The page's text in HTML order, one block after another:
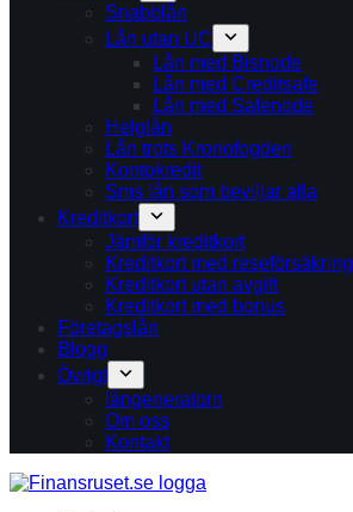
Snabblån
Lån utan UC
Lån med Bisnode
Lån med Creditsafe
Lån med Safenode
Helglån
Lån trots Kronofogden
Kontokredit
Sms lån som beviljar alla
Kreditkort
Jämför kreditkort
Kreditkort med reseförsäkring
Kreditkort utan avgift
Kreditkort med bonus
Företagslån
Blogg
Övrigt
långeneratorn
Om oss
Kontakt